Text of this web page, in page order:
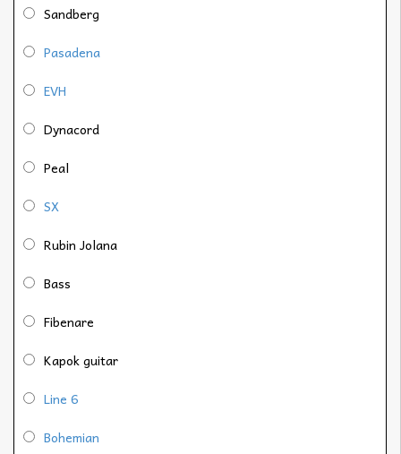
Sandberg
Pasadena
EVH
Dynacord
Peal
SX
Rubin Jolana
Bass
Fibenare
Kapok guitar
Line 6
Bohemian